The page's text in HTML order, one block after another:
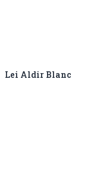
Lei Aldir Blanc